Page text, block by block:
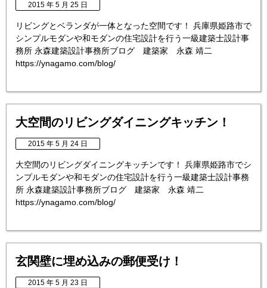
2015 年 5 月 25 日
リビングとベランダが一体となった空間です！ 兵庫県姫路市で
シンプルモダンや和モダンの住宅設計を行う一級建築士設計事
務所 永森建築設計事務所ブログ 建築家 永森 靖二
https://ynagamo.com/blog/
大空間のリビングダイニングキッチン！
2015 年 5 月 24 日
大空間のリビングダイニングキッチンです！ 兵庫県姫路市でシ
ンプルモダンや和モダンの住宅設計を行う一級建築士設計事務
所 永森建築設計事務所ブログ 建築家 永森 靖二
https://ynagamo.com/blog/
玄関壁に埋め込みの郵便受け！
2015 年 5 月 23 日